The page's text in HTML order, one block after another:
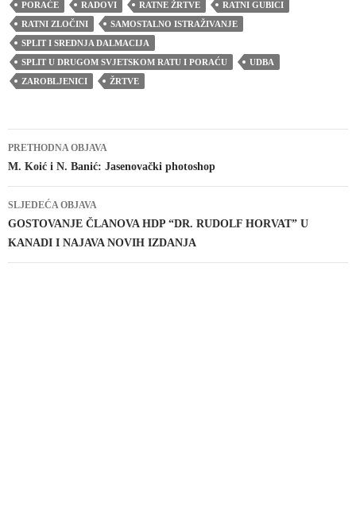
PORAĆE
RADOVI RATNE ŽRTVE
RATNI GUBICI
RATNI ZLOČINI
SAMOSTALNO ISTRAŽIVANJE
SPLIT I SREDNJA DALMACIJA
SPLIT U DRUGOM SVJETSKOM RATU I PORAĆU
UDBA
ZAROBLJENICI
ŽRTVE
Navigacija
objava
PRETHODNA OBJAVA
M. Koić i N. Banić: Jasenovački photoshop
SLJEDEĆA OBJAVA
GOSTOVANJE ČLANOVA HDP “DR. RUDOLF HORVAT” U
KANADI I NAJAVA NOVIH IZDANJA